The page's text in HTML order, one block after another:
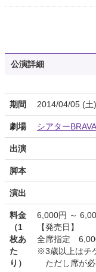
公演詳細
期間 2014/04/05 (
劇場 シアターBRAVA
出演
脚本
演出
料金
（1
枚あ
た
り）
6,000円 ～
【発売日】
全席指定
※3歳以上はチ
ただし席が必